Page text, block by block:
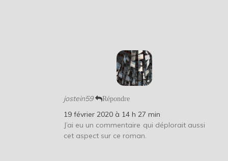
jostein59 Répondre
19 février 2020 à 14 h 27 min
J’ai eu un commentaire qui déplorait aussi
cet aspect sur ce roman.